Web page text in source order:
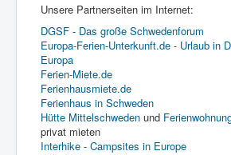
Sommer
Winter
Service & FAQ
Galerie
Über uns
Unsere Partnerseiten im Internet:
DGSF - Das große Schwedenforum
Europa-Ferien-Unterkunft.de - Urlaub in
Europa
Ferien-Miete.de
Ferienhausmiete.de
Ferienhaus in Schweden
Hütte Mittelschweden und
privat mieten
Interhike - Campsites in Europe